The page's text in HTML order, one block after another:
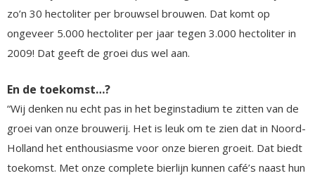
zo’n 30 hectoliter per brouwsel brouwen. Dat komt op
ongeveer 5.000 hectoliter per jaar tegen 3.000 hectoliter in
2009! Dat geeft de groei dus wel aan.
En de toekomst…?
“Wij denken nu echt pas in het beginstadium te zitten van de
groei van onze brouwerij. Het is leuk om te zien dat in Noord-
Holland het enthousiasme voor onze bieren groeit. Dat biedt
toekomst. Met onze complete bierlijn kunnen café’s naast hun